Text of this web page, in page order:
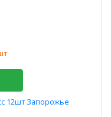
12шт Запорожье